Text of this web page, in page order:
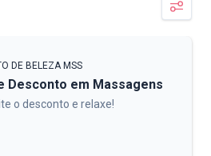
DE BELEZA MSS
Desconto em Massagens
o desconto e relaxe!